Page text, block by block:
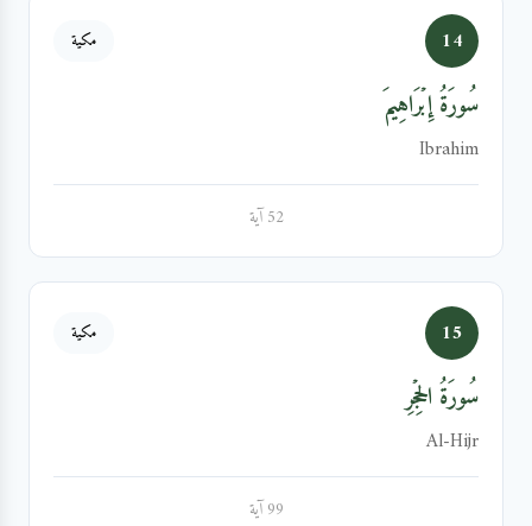
14 مكية
سُورَةُ إِبۡرَاهِيمَ
Ibrahim
52 آية
15 مكية
سُورَةُ الحِجۡرِ
Al-Hijr
99 آية